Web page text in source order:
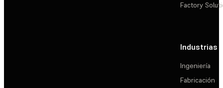
Factory
Industrias
Ingeniería
Fabricación